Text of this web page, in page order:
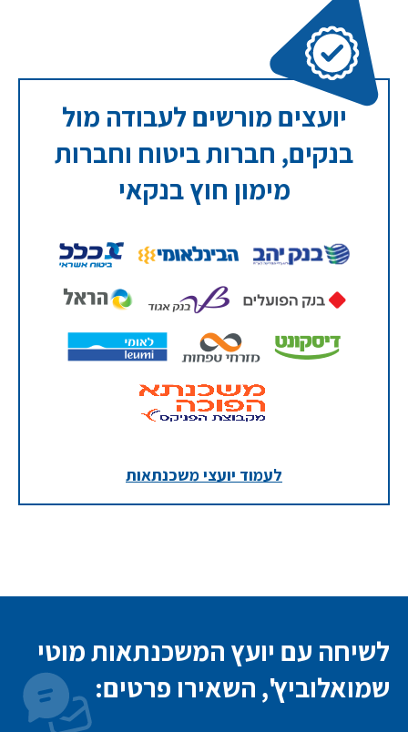
יועצים מורשים לעבודה מול
בנקים, חברות ביטוח וחברות
מימון חוץ בנקאי
לעמוד יועצי משכנתאות
לשיחה עם יועץ המשכנתאות מוטי
שמואלוביץ', השאירו פרטים: